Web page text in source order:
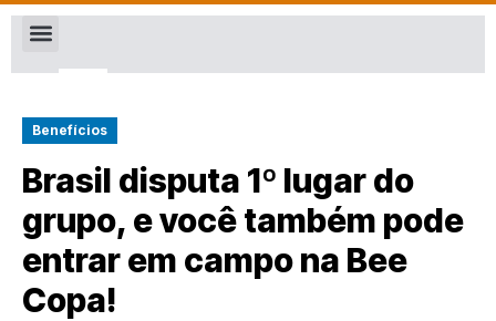
Benefícios
Brasil disputa 1º lugar do
grupo, e você também pode
entrar em campo na Bee
Copa!